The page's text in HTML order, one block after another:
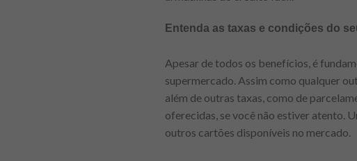
Entenda as taxas e condições do
Apesar de todos os benefícios, é
supermercado. Assim como qualquer
além de outras taxas, como de
oferecidas, se você não estiver atento.
outros cartões disponíveis no mercado.